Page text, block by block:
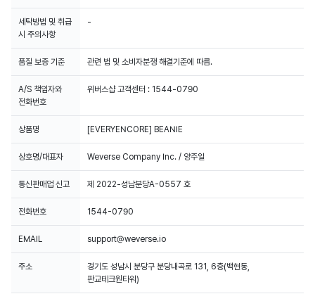
세탁방법 및 취급
시 주의사항
-
품질 보증 기준 관련 법 및 소비자분쟁 해결기준에 따름.
A/S 책임자와
전화번호
위버스샵 고객센터 : 1544-0790
상품명 [EVERYENCORE] BEANIE
상호명/대표자 Weverse Company Inc. / 양주일
통신판매업 신고 제 2022-성남분당A-0557 호
전화번호 1544-0790
EMAIL support@weverse.io
주소
경기도 성남시 분당구 분당내곡로 131, 6층(백현동,
판교테크원타워)